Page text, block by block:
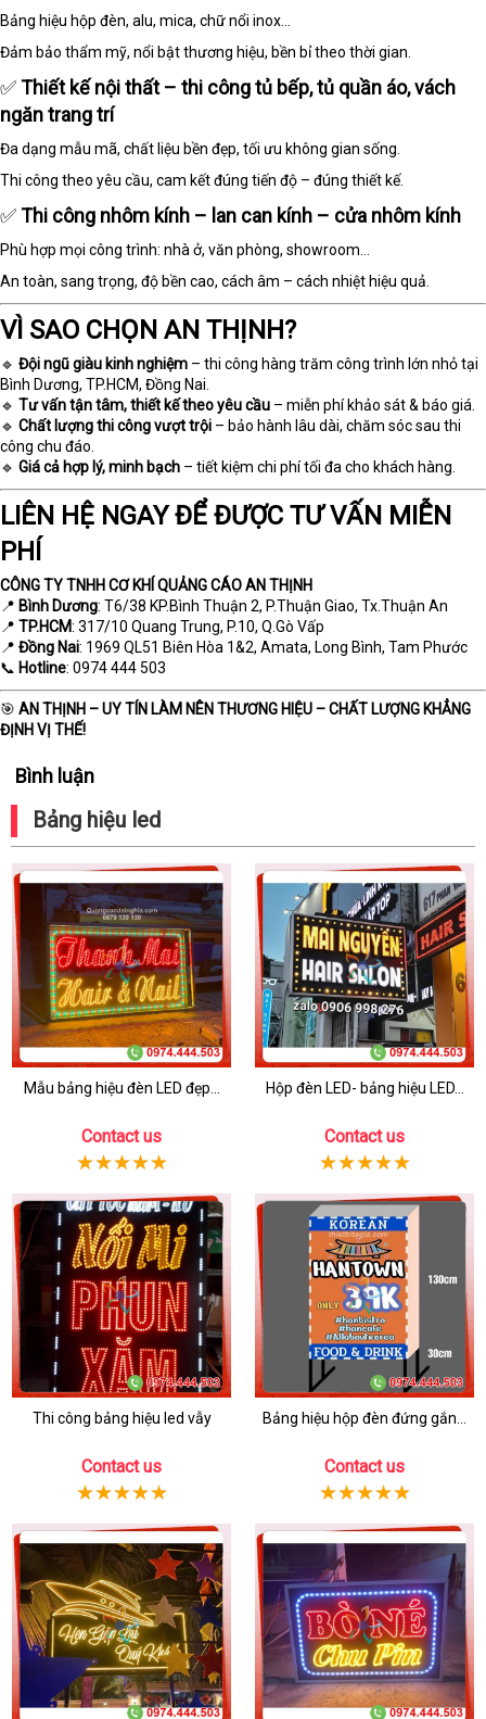
Bảng hiệu hộp đèn, alu, mica, chữ nổi inox...
Đảm bảo thẩm mỹ, nổi bật thương hiệu, bền bỉ theo thời gian.
✅Thiết kế nội thất – thi công tủ bếp, tủ quần áo, vách
ngăn trang trí
Đa dạng mẫu mã, chất liệu bền đẹp, tối ưu không gian sống.
Thi công theo yêu cầu, cam kết đúng tiến độ – đúng thiết kế.
✅Thi công nhôm kính – lan can kính – cửa nhôm kính
Phù hợp mọi công trình: nhà ở, văn phòng, showroom…
An toàn, sang trọng, độ bền cao, cách âm – cách nhiệt hiệu quả.
VÌ SAO CHỌN AN THỊNH?
🔹 Đội ngũ giàu kinh nghiệm – thi công hàng trăm công trình lớn nhỏ tại
Bình Dương, TP.HCM, Đồng Nai.
🔹 Tư vấn tận tâm, thiết kế theo yêu cầu – miễn phí khảo sát & báo giá.
🔹 Chất lượng thi công vượt trội – bảo hành lâu dài, chăm sóc sau thi
công chu đáo.
🔹 Giá cả hợp lý, minh bạch – tiết kiệm chi phí tối đa cho khách hàng.
LIÊN HỆ NGAY ĐỂ ĐƯỢC TƯ VẤN MIỄN
PHÍ
CÔNG TY TNHH CƠ KHÍ QUẢNG CÁO AN THỊNH
📍 Bình Dương: T6/38 KP.Bình Thuận 2, P.Thuận Giao, Tx.Thuận An
📍 TP.HCM: 317/10 Quang Trung, P.10, Q.Gò Vấp
📍 Đồng Nai: 1969 QL51 Biên Hòa 1&2, Amata, Long Bình, Tam Phước
📞 Hotline: 0974 444 503
🎯 AN THỊNH – UY TÍN LÀM NÊN THƯƠNG HIỆU – CHẤT LƯỢNG KHẲNG
ĐỊNH VỊ THẾ!
Bình luận
Bảng hiệu led
Mẫu bảng hiệu đèn LED đẹp...
Contact us
Hộp đèn LED- bảng hiệu LED...
Contact us
Thi công bảng hiệu led vẫy
Contact us
Bảng hiệu hộp đèn đứng gắn...
Contact us